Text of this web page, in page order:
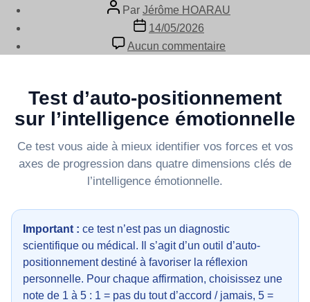
Auteur
l’article
Par Jérôme HOARAU
Date
de
14/05/2026
Aucun commentaire
émotionnelle
Test d’auto-positionnement
sur l’intelligence émotionnelle
Ce test vous aide à mieux identifier vos forces et vos
axes de progression dans quatre dimensions clés de
l’intelligence émotionnelle.
Important : ce test n’est pas un diagnostic
scientifique ou médical. Il s’agit d’un outil d’auto-
positionnement destiné à favoriser la réflexion
personnelle. Pour chaque affirmation, choisissez une
note de 1 à 5 : 1 = pas du tout d’accord / jamais, 5 =